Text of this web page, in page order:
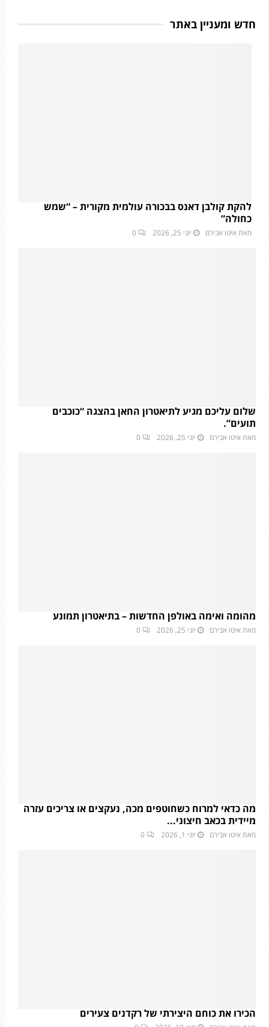
חדש ומעניין באתר
להקת קולבן דאנס בבכורה עולמית מקורית – “שמש
כחולה”
מאת איטו אבירם יוני 25, 2026 0
שלום עליכם מגיע לתיאטרון החאן בהצגה “כוכבים
תועים”.
מאת איטו אבירם יוני 25, 2026 0
מהומה ואימה באולפן החדשות – בתיאטרון תמונע
מאת איטו אבירם יוני 25, 2026 0
מה כדאי למרוח כשחוטפים מכה, נעקצים או צריכים עזרה
מיידית בכאב חיצוני...
מאת איטו אבירם יוני 1, 2026 0
הכירו את כוחם היצירתי של רקדנים צעירים